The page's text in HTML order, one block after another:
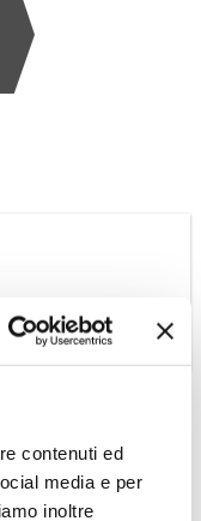
contenuti ed
media e per
inoltre